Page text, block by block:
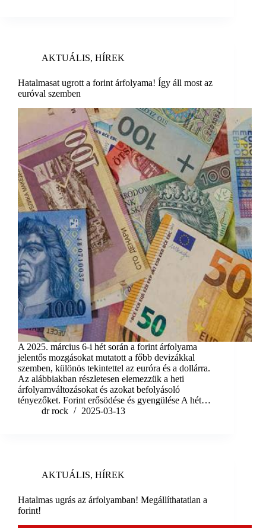
AKTUÁLIS, HÍREK
Hatalmasat ugrott a forint árfolyama! Így áll most az
euróval szemben
​A 2025. március 6-i hét során a forint árfolyama
jelentős mozgásokat mutatott a főbb devizákkal
szemben, különös tekintettel az euróra és a dollárra.
Az alábbiakban részletesen elemezzük a heti
árfolyamváltozásokat és azokat befolyásoló
tényezőket.​ Forint erősödése és gyengülése A hét…
dr rock
2025-03-13
AKTUÁLIS, HÍREK
Hatalmas ugrás az árfolyamban! Megállíthatatlan a
forint!